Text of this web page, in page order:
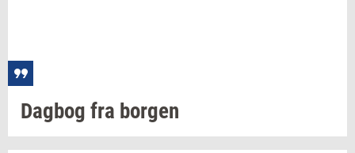
Dag­bog fra bor­gen